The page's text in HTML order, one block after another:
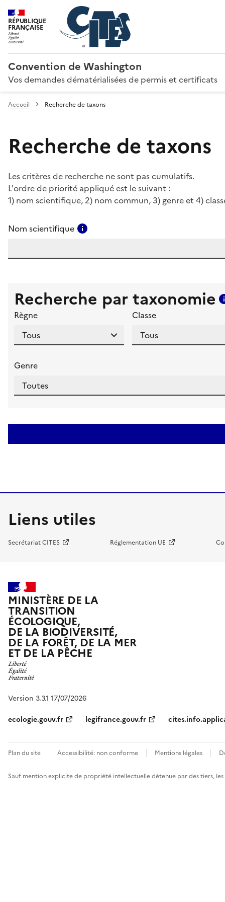
RÉPUBLIQUE
FRANÇAISE
Convention de Washington
Vos demandes dématérialisées de permis et certificats
Accueil Recherche de taxons
Recherche de taxons
Les critères de recherche ne sont pas cumulatifs.
L'ordre de priorité appliqué est le suivant :
1) nom scientifique, 2) nom commun, 3) genre et 4)
Nom scientifique
Recherche par taxonomie
Règne Classe
Genre
Liens utiles
Secrétariat CITES Réglementation UE
MINISTÈRE DE LA
TRANSITION
ÉCOLOGIQUE,
DE LA BIODIVERSITÉ,
DE LA FORÊT, DE LA MER
ET DE LA PÊCHE
Version 3.3.1 17/07/2026
ecologie.gouv.fr
legifrance.gouv.fr
Plan du site Accessibilité: non conforme Mentions légales
Sauf mention explicite de propriété intellectuelle détenue par des tiers,